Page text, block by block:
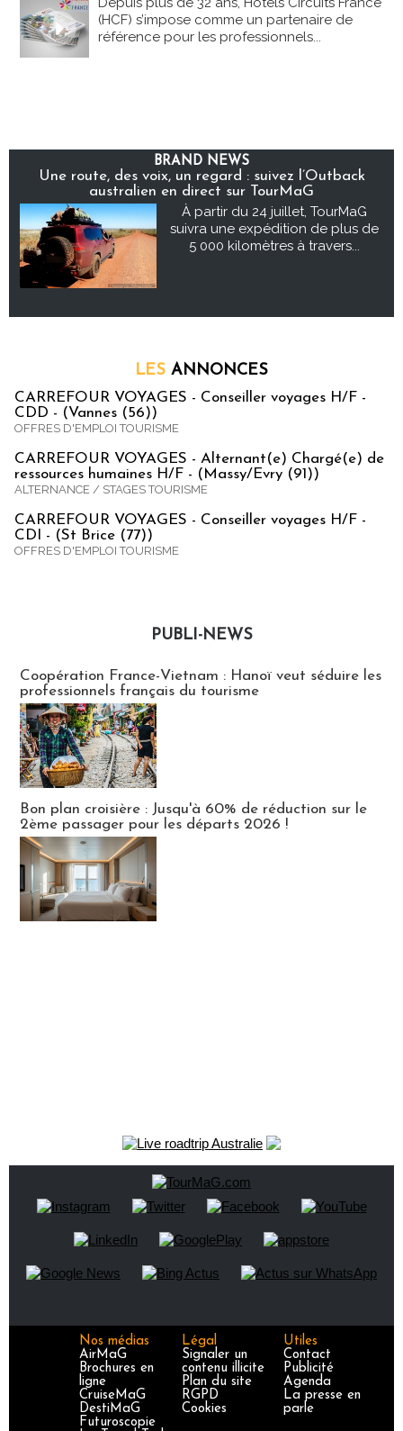
(HCF) s’impose comme un partenaire de
référence pour les professionnels...
BRAND NEWS
Une route, des voix, un regard : suivez l’Outback
australien en direct sur TourMaG
À partir du 24 juillet, TourMaG
suivra une expédition de plus de
5 000 kilomètres à travers...
LES ANNONCES
CARREFOUR VOYAGES - Conseiller voyages H/F -
CDD - (Vannes (56))
OFFRES D'EMPLOI TOURISME
CARREFOUR VOYAGES - Alternant(e) Chargé(e) de
ressources humaines H/F - (Massy/Evry (91))
ALTERNANCE / STAGES TOURISME
CARREFOUR VOYAGES - Conseiller voyages H/F -
CDI - (St Brice (77))
OFFRES D'EMPLOI TOURISME
PUBLI-NEWS
Coopération France-Vietnam : Hanoï veut séduire les
professionnels français du tourisme
Bon plan croisière : Jusqu'à 60% de réduction sur le
2ème passager pour les départs 2026 !
Nos médias
AirMaG
Brochures en
ligne
CruiseMaG
DestiMaG
Futuroscopie
Légal
Signaler un
contenu illicite
Plan du site
RGPD
Cookies
Utiles
Contact
Publicité
Agenda
La presse en
parle